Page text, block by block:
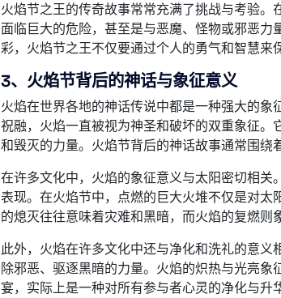
火焰节之王的传奇故事常常充满了挑战与考验
面临巨大的危险，甚至是与恶魔、怪物或邪恶
彩，火焰节之王不仅要通过个人的勇气和智慧来
3、火焰节背后的神话与象征意义
火焰在世界各地的神话传说中都是一种强大的
祝融，火焰一直被视为神圣和破坏的双重象征
和毁灭的力量。火焰节背后的神话故事通常围绕
在许多文化中，火焰的象征意义与太阳密切相
表现。在火焰节中，点燃的巨大火堆不仅是对
的熄灭往往意味着灾难和黑暗，而火焰的复燃则
此外，火焰在许多文化中还与净化和洗礼的意
除邪恶、驱逐黑暗的力量。火焰的炽热与光亮
宴，实际上是一种对所有参与者心灵的净化与